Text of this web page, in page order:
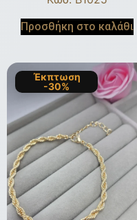
Προσθήκη στο καλάθι
Έκπτωση
-30%